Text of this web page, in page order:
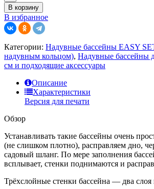
В корзину
В избранное
Категории: Надувные бассейны EASY
надувным кольцом), Надувные бассейны
см и подходящие аксессуары
Описание
Характеристики
Версия для печати
Обзор
Устанавливать такие бассейны очень
(не слишком плотно), расправляем дно,
садовый шланг. По мере заполнения
всплывает, стенки поднимаются и
Трёхслойные стенки бассейна — два